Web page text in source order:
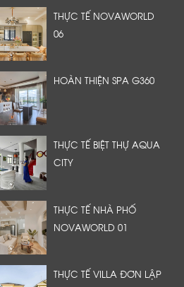
THỰC TẾ NOVAWORLD
06
HOÀN THIỆN SPA G360
THỰC TẾ BIỆT THỰ AQUA
CITY
THỰC TẾ NHÀ PHỐ
NOVAWORLD 01
THỰC TẾ VILLA ĐƠN LẬP